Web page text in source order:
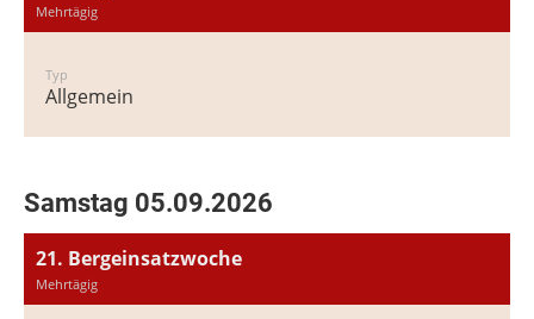
Mehrtägig
Typ
Allgemein
Samstag 05.09.2026
21. Bergeinsatzwoche
Mehrtägig